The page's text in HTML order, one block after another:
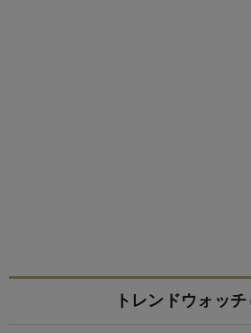
トレンドウォッチ